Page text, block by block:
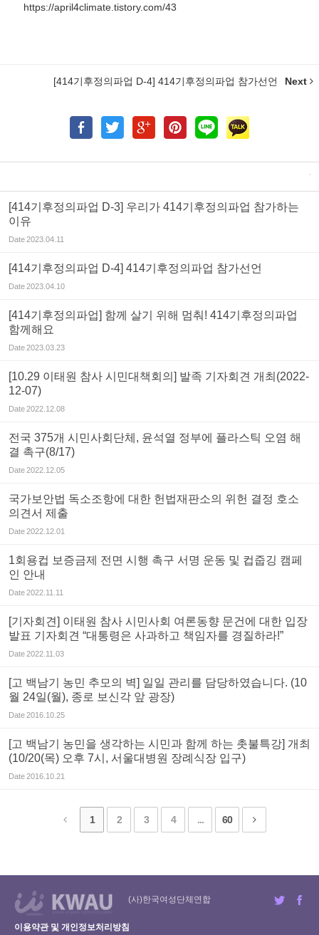
https://april4climate.tistory.com/43
[414기후정의파업 D-4] 414기후정의파업 참가선언 Next
[414기후정의파업 D-3] 우리가 414기후정의파업 참가하는
이유
Date2023.04.11
[414기후정의파업 D-4] 414기후정의파업 참가선언
Date2023.04.10
[414기후정의파업] 함께 살기 위해 멈춰! 414기후정의파업
함께해요
Date2023.03.23
[10.29 이태원 참사 시민대책회의] 발족 기자회견 개최(2022-
12-07)
Date2022.12.08
전국 375개 시민사회단체, 윤석열 정부에 플라스틱 오염 해
결 촉구(8/17)
Date2022.12.05
국가보안법 독소조항에 대한 헌법재판소의 위헌 결정 호소
의견서 제출
Date2022.12.01
1회용컵 보증금제 전면 시행 촉구 서명 운동 및 컵줍깅 캠페
인 안내
Date2022.11.11
[기자회견] 이태원 참사 시민사회 여론동향 문건에 대한 입장
발표 기자회견 “대통령은 사과하고 책임자를 경질하라!”
Date2022.11.03
[고 백남기 농민 추모의 벽] 일일 관리를 담당하였습니다. (10
월 24일(월), 종로 보신각 앞 광장)
Date2016.10.25
[고 백남기 농민을 생각하는 시민과 함께 하는 촛불특강] 개최
(10/20(목) 오후 7시, 서울대병원 장례식장 입구)
Date2016.10.21
1 2 3 4 ... 60
(사)한국여성단체연합
이용약관 및 개인정보처리방침